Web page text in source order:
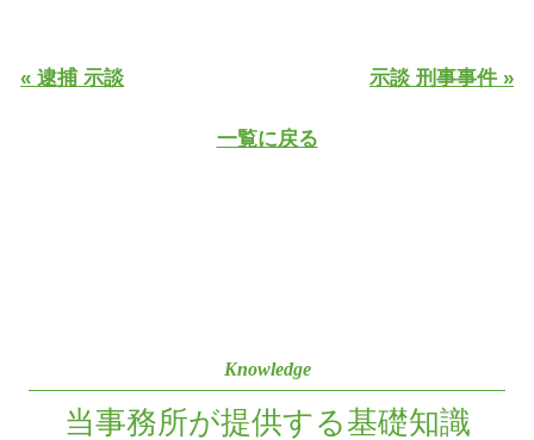
« 逮捕 示談 示談 刑事事件 »
一覧に戻る
Knowledge
当事務所が提供する基礎知識